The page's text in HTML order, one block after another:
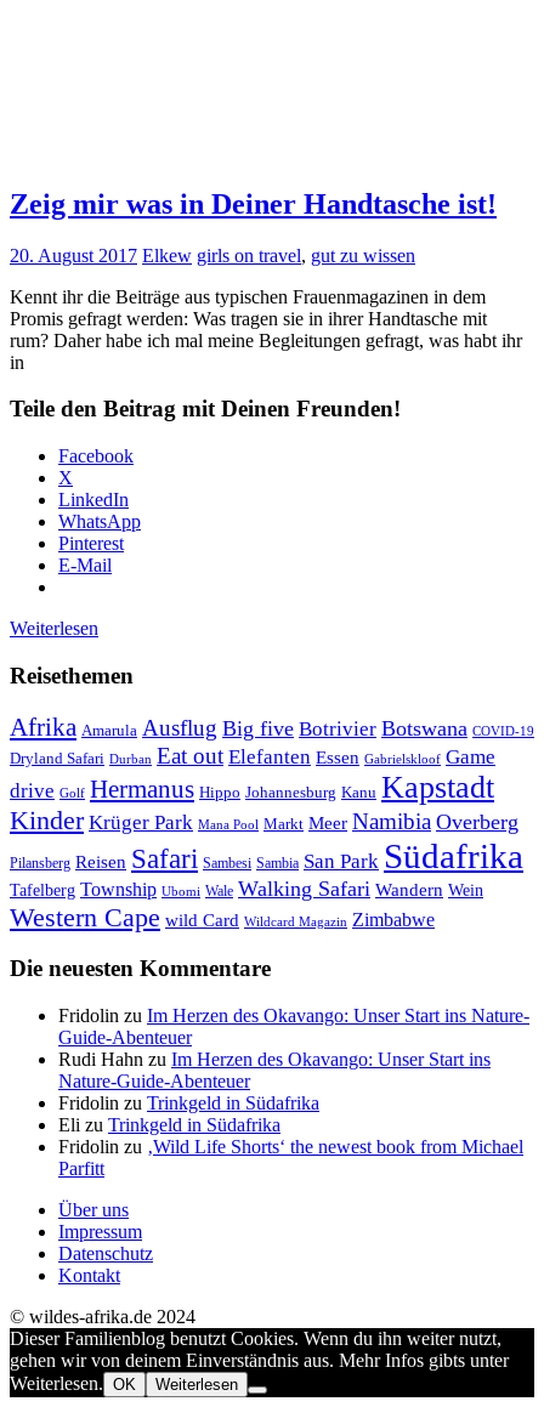
Zeig mir was in Deiner Handtasche ist!
20. August 2017 Elkew girls on travel, gut zu wissen
Kennt ihr die Beiträge aus typischen Frauenmagazinen in dem
Promis gefragt werden: Was tragen sie in ihrer Handtasche mit
rum? Daher habe ich mal meine Begleitungen gefragt, was habt ihr
in
Teile den Beitrag mit Deinen Freunden!
Facebook
X
LinkedIn
WhatsApp
Pinterest
E-Mail
Weiterlesen
Reisethemen
Afrika Amarula Ausflug Big five Botrivier Botswana COVID-19
Dryland Safari Durban Eat out Elefanten Essen Gabrielskloof Game
drive Golf Hermanus Hippo Johannesburg Kanu Kapstadt
Kinder Krüger Park Mana Pool Markt Meer Namibia Overberg
Pilansberg Reisen Safari Sambesi Sambia San Park Südafrika
Tafelberg Township Ubomi Wale Walking Safari Wandern Wein
Western Cape wild Card Wildcard Magazin Zimbabwe
Die neuesten Kommentare
Fridolin zu Im Herzen des Okavango: Unser Start ins Nature-
Guide-Abenteuer
Rudi Hahn zu Im Herzen des Okavango: Unser Start ins
Nature-Guide-Abenteuer
Fridolin zu Trinkgeld in Südafrika
Eli zu Trinkgeld in Südafrika
Fridolin zu ‚Wild Life Shorts‘ the newest book from Michael
Parfitt
Über uns
Impressum
Datenschutz
Kontakt
© wildes-afrika.de 2024
Dieser Familienblog benutzt Cookies. Wenn du ihn weiter nutzt,
gehen wir von deinem Einverständnis aus. Mehr Infos gibts unter
Weiterlesen. OK Weiterlesen